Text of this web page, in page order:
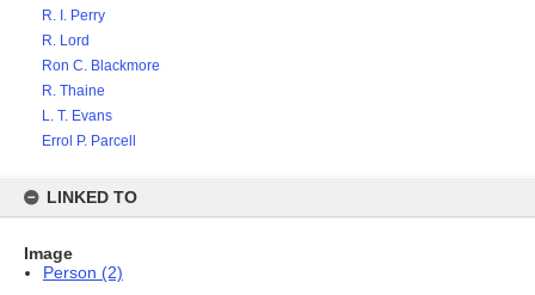
R. I. Perry
R. Lord
Ron C. Blackmore
R. Thaine
L. T. Evans
Errol P. Parcell
LINKED TO
Image
Person (2)